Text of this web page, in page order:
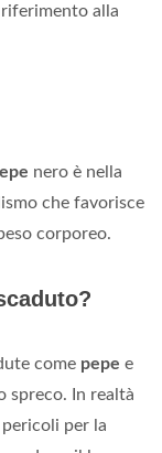
alla
nero è nella
che favorisce
corporeo.
come pepe e
spreco. In realtà
per la